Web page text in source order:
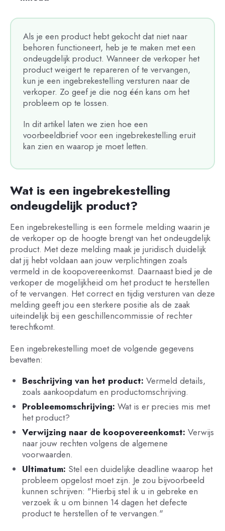
Als je een product hebt gekocht dat niet naar
behoren functioneert, heb je te maken met een
ondeugdelijk product. Wanneer de verkoper het
product weigert te repareren of te vervangen,
kun je een ingebrekestelling versturen naar de
verkoper. Zo geef je die nog één kans om het
probleem op te lossen.
In dit artikel laten we zien hoe een
voorbeeldbrief voor een ingebrekestelling eruit
kan zien en waarop je moet letten.
Wat is een ingebrekestelling
ondeugdelijk product?
Een ingebrekestelling is een formele melding waarin je
de verkoper op de hoogte brengt van het ondeugdelijk
product. Met deze melding maak je juridisch duidelijk
dat jij hebt voldaan aan jouw verplichtingen zoals
vermeld in de koopovereenkomst. Daarnaast bied je de
verkoper de mogelijkheid om het product te herstellen
of te vervangen. Het correct en tijdig versturen van deze
melding geeft jou een sterkere positie als de zaak
uiteindelijk bij een geschillencommissie of rechter
terechtkomt.
Een ingebrekestelling moet de volgende gegevens
bevatten:
Beschrijving van het product: Vermeld details,
zoals aankoopdatum en productomschrijving.
Probleemomschrijving: Wat is er precies mis met
het product?
Verwijzing naar de koopovereenkomst: Verwijs
naar jouw rechten volgens de algemene
voorwaarden.
Ultimatum: Stel een duidelijke deadline waarop het
probleem opgelost moet zijn. Je zou bijvoorbeeld
kunnen schrijven: "Hierbij stel ik u in gebreke en
verzoek ik u om binnen 14 dagen het defecte
product te herstellen of te vervangen."